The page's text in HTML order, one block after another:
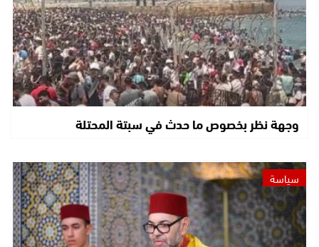
وجهة نظر بخصوص ما حدث في سبتة المحتلة
سياسة